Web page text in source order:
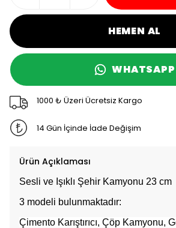
HEMEN AL
WHATSAPP
1000 ₺ Üzeri Ücretsiz Kargo
14 Gün İçinde İade Değişim
Ürün Açıklaması
Sesli ve Işıklı Şehir Kamyonu 23 cm
3 modeli bulunmaktadır:
Çimento Karıştırıcı, Çöp Kamyonu,